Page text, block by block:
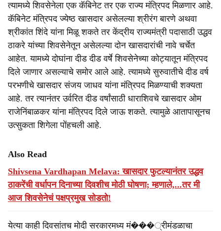
त्यामध्ये शिवसेनेला एक कॅबिनेट तर एक राज्य मंत्रिपद मिळणार आहे.
कॅबिनेट मंत्रिपद ज्येष्ठ खासदार असेलल्या श्रीरंग बारणे अथवा
श्रीकांत शिंदे यांना मिळू शकते तर केंद्रीय राज्यमंत्री पदासाठी उद्धव
ठाकरे यांच्या शिवसेनेतून असेलल्या दोन खासदारांची नावे चर्चेत
आहेत. यामध्ये दोघांना दीड दीड वर्षे शिवसेनेच्या कोट्यातून मंत्रिपद
दिले जाणार असल्याचे समोर आले आहे. त्यामध्ये सुरुवातीचे दीड वर्ष
परभणीचे खासदार संजय जाधव यांना मंत्रिपद मिळण्याची शक्यता
आहे. तर त्यानंतर उर्वरित दीड वर्षांसाठी धाराशिवचे खासदार ओम
राजेनिंबाळकर यांना मंत्रिपद दिले जाऊ शकते. त्यामुळे आतापासूनच
उत्सुकता शिगेला पोंहचली आहे.
Also Read
Shivsena Vardhapan Melava: खासदार फुटल्यानंतर उद्धव
ठाकरेंची वर्धापन दिनाच्या दिवशीच मोठी घोषणा; म्हणाले,...तर मी
आज शिवसेनेचं पक्षप्रमुख सोडतो!
येत्या काही दिवसांतच मोदी सरकारमध्य मं���्रीमंडळाचा